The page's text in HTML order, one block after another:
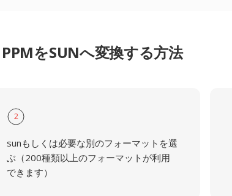
PPMをSUNへ変換する方法
2
sunもしくは必要な別のフォーマットを選
ぶ（200種類以上のフォーマットが利用
できます）